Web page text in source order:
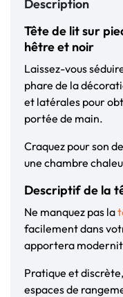
Description
Tête de lit sur
hêtre et noir
Laissez-vous
phare de la
et latérales pour
portée de main.
Craquez pour son
une chambre
Descriptif de la
Ne manquez pas la
facilement dans
apportera
Pratique et
espaces de